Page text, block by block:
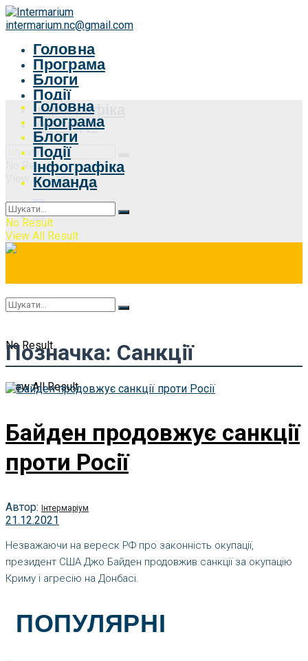
intermarium.nc@gmail.com
Головна
Програма
Блоги
Події
Інфографіка
Команда
No Result
View All Result
Головна
Програма
Блоги
Події
Інфографіка
Команда
No Result
View All Result
No Result
View All Result
Позначка: Санкції
Байден продовжує санкції
проти Росії
Автор: Інтермаріум
21.12.2021
Незважаючи на вереск РФ про законність окупації,
президент США Джо Байден продовжив санкції за окупацію
Криму і агресію на Донбасі.
ПОПУЛЯРНІ